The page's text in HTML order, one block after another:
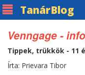
TanárBlog
Venngage -
Tippek, trükkök - 11
Írta: Prievara Tibor